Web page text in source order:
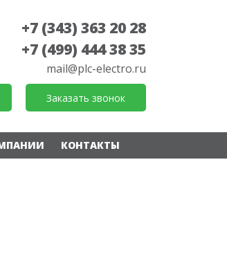
+7 (343) 363 20 28
+7 (499) 444 38 35
mail@plc-electro.ru
Заказать звонок
КОНТАКТЫ